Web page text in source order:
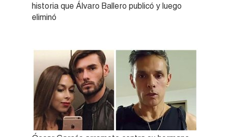
historia que Álvaro Ballero publicó y luego
eliminó